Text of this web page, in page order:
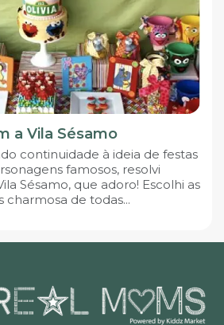
a Vila Sésamo
continuidade à ideia de festas
famosos, resolvi
Sésamo, que adoro! Escolhi as
charmosa de todas...